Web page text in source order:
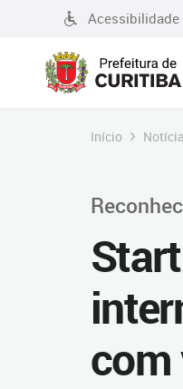
Acessibilidade
Início
com